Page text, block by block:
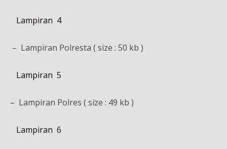
Lampiran 4
– Lampiran Polresta ( size : 50 kb )
Lampiran 5
– Lampiran Polres ( size : 49 kb )
Lampiran 6